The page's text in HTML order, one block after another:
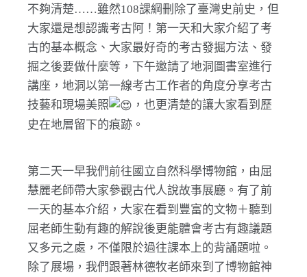
不夠清楚……雖然108課綱刪除了臺灣史前史，但
大家還是想認識考古阿！第一天和大家介紹了考
古的基本概念、大家最好奇的考古發掘方法、發
掘之後要做什麼等，下午邀請了地洞圖書室進行
講座，地洞以第一線考古工作者的角度分享考古
技藝和現場美照
，也更清楚的讓大家看到歷
史在地層留下的痕跡。
第二天一早我們前往國立自然科學博物館，由屈
慧麗老師帶大家參觀古代人說故事展廳。有了前
一天的基本介紹，大家在看到豐富的文物＋聽到
屈老師生動有趣的解說後更能體會考古有趣議題
又多元之處，不僅限於過往課本上的背誦題啦。
除了展場，我們跟著林德牧老師來到了博物館神